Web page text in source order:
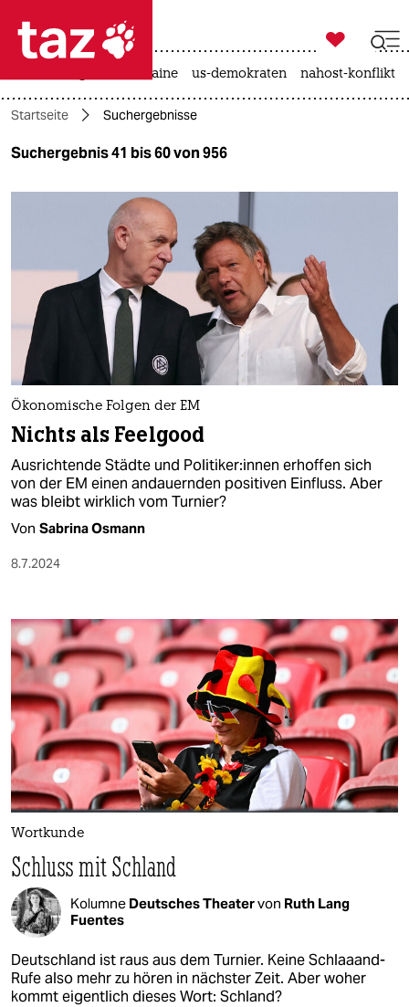
 taz zahl ich
taz zahl ich
themen
gesellschaft
kultur
sport
berlin
wahrheit
verlag
verlag
shop
fragen & hilfe
unterstützen
abo
genossenschaft

taz zahl ich
krieg in der ukraine us-demokraten nahost-konflikt
Startseite Suchergebnisse
Suchergebnis 41 bis 60 von 956
Ökonomische Folgen der EM
Nichts als Feelgood
Ausrichtende Städte und Po­li­ti­ke­r:in­nen erhoffen sich
von der EM einen andauernden positiven Einfluss. Aber
was bleibt wirklich vom Turnier?
Von Sabrina Osmann
8.7.2024
Wortkunde
Schluss mit Schland
Kolumne Deutsches Theatervon Ruth Lang
Fuentes
Deutschland ist raus aus dem Turnier. Keine Schlaaand-
Rufe also mehr zu hören in nächster Zeit. Aber woher
kommt eigentlich dieses Wort: Schland?